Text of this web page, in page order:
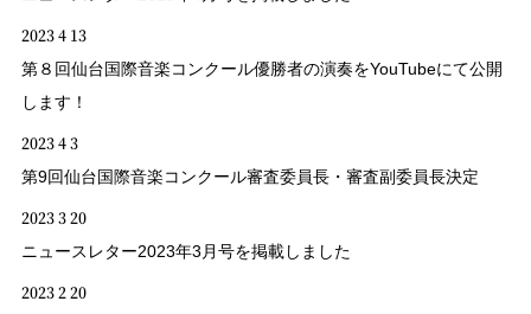
2023 4 13
第８回仙台国際音楽コンクール優勝者の演奏をYouTubeにて公開
します！
2023 4 3
第9回仙台国際音楽コンクール審査委員長・審査副委員長決定
2023 3 20
ニュースレター2023年3月号を掲載しました
2023 2 20